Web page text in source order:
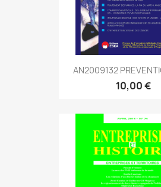
AN2009132
10,00 €